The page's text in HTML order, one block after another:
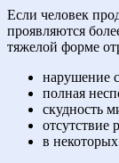
Если человек
проявляются
тяжелой форме
нарушение
полная
скудность
отсутствие
в